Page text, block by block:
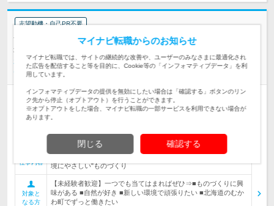
志望動機・自己PR不要
苫小牧広域森林組合 | 月8千円の職員住宅／実働7.5h／残業平均月15h／平
均有休消化12日
未経験歓迎！木材の【技術スタッフ】面接1回★U・Iターン歓迎
◎
正社員 職種・業種未経験OK 転勤なし 第二新卒歓迎
女性のおしごと掲載中
仕事内容
【若手活躍中！チームワークの良い職場です！】地域の木材を活
かすための加工作業をお任せします ◆SDGs達成につながる"環
境にやさしい"ものづくり
対象と
なる方
【未経験者歓迎】一つでも当てはまればぜひ⇒■ものづくりに興
味がある ■自然が好き ■新しい環境で頑張りたい ■北海道のむか
わ町でずっと働きたい
マイナビ転職からのお知らせ
マイナビ転職では、サイトの継続的な改善や、ユーザーのみなさまに最適化され
た広告を配信すること等を目的に、Cookie等の「インフォマティブデータ」を利
用しています。
インフォマティブデータの提供を無効にしたい場合は「確認する」ボタンのリン
ク先から停止（オプトアウト）を行うことができます。
※オプトアウトをした場合、マイナビ転職の一部サービスを利用できない場合が
あります。
閉じる 確認する